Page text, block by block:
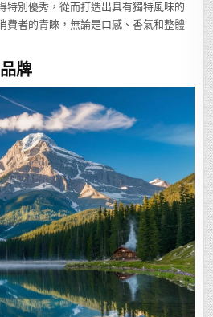
特別優秀，從而打造出具有獨特風味的
費者的青睞，無論是口感、香氣和整體
牌